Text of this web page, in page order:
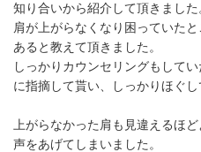
知り合いから紹介して頂きました
肩が上がらなくなり困っていた
あると教えて頂きました。
しっかりカウンセリングもして
に指摘して貰い、しっかりほぐし
上がらなかった肩も見違えるほ
声をあげてしまいました。